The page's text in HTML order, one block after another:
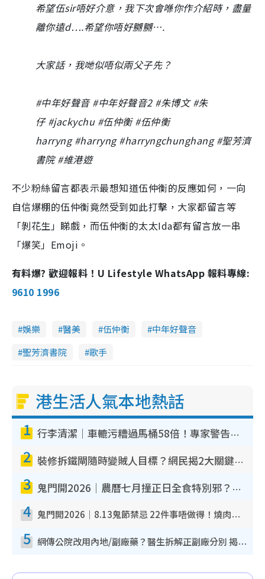
希望伍sir唔好介意，我下次會喺你作介紹時，盡量
離你遠d….希望你唔好嬲嬲….
大家話，我哋似唔似兩父子先？
#中年好聲音 #中年好聲音2 #朱博文 #朱
仔 #jackychu #伍仲衡 #伍仲衡
harryng #harryng #harryngchunghang #聖芳濟
書院 #維港遊
不少粉絲留言都表示最想知道伍仲衡的反應如何，一向
自信爆棚的伍仲衡竟然受到如此打擊，大家都留言等
「剝花生」睇戲，而伍仲衡的太太Ida都有留言放一串
「爆笑」Emoji。
有料爆? 歡迎報料！U Lifestyle WhatsApp 報料專線:
9610 1996
娛樂 醫美 伍仲衡
中年好聲音
聖芳濟書院
歌手
港生活人氣本地熱話
1 行李清潔｜車轆污糟過馬桶58倍！專家警告忌用酒精抹 教1招免污手除菌
2 裝修拆鐵閘隨時變賊人目標？網民揭2大關鍵用途：裝新式等於白裝？附新舊鐵閘分別
3 鬼門開2026｜農曆七月撞正日全食特別邪？專家警告切忌做一事！揭4大禁忌+2招保平安
4 鬼門開2026｜8.13鬼節禁忌 22件事唔做得！燒肉、刺身要少食？半夜勿吹口哨/打呢個電話
5 網傳公院改用內地/副廠藥？醫生拆解正副廠分別 揭4類人換藥隨時出事